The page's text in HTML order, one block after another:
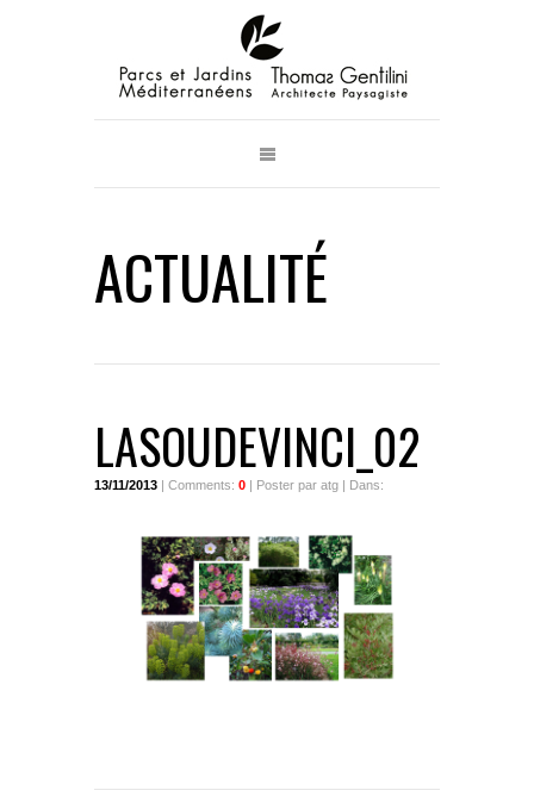
ACTUALITÉ
LASOUDEVINCI_02
13/11/2013 | Comments: 0 | Poster par atg | Dans: